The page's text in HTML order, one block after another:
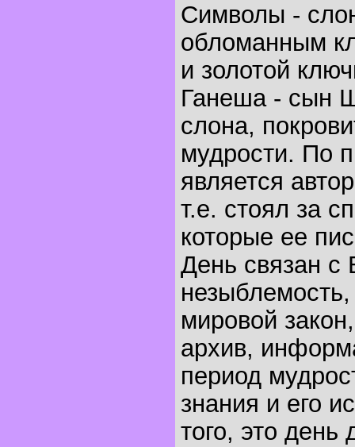
Символы -
обломанным
и золотой
Ганеша - сын
слона,
мудрости. По
является
т.е. стоял за
которые ее
День связан с
незыблемость,
мировой
архив,
период
знания и его
того, это день